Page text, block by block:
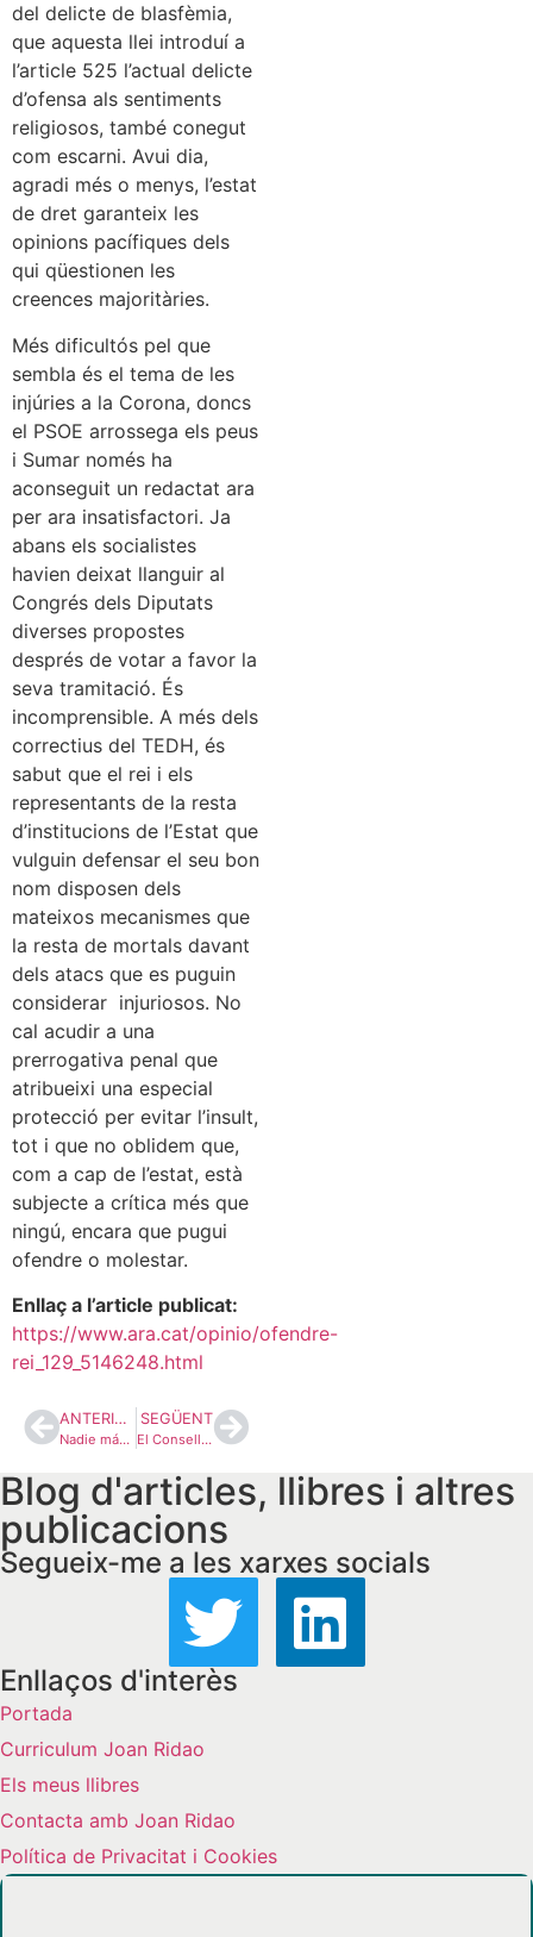
del delicte de blasfèmia,
que aquesta llei introduí a
l’article 525 l’actual delicte
d’ofensa als sentiments
religiosos, també conegut
com escarni. Avui dia,
agradi més o menys, l’estat
de dret garanteix les
opinions pacífiques dels
qui qüestionen les
creences majoritàries.
Més dificultós pel que
sembla és el tema de les
injúries a la Corona, doncs
el PSOE arrossega els peus
i Sumar només ha
aconseguit un redactat ara
per ara insatisfactori. Ja
abans els socialistes
havien deixat llanguir al
Congrés dels Diputats
diverses propostes
després de votar a favor la
seva tramitació. És
incomprensible. A més dels
correctius del TEDH, és
sabut que el rei i els
representants de la resta
d’institucions de l’Estat que
vulguin defensar el seu bon
nom disposen dels
mateixos mecanismes que
la resta de mortals davant
dels atacs que es puguin
considerar injuriosos. No
cal acudir a una
prerrogativa penal que
atribueixi una especial
protecció per evitar l’insult,
tot i que no oblidem que,
com a cap de l’estat, està
subjecte a crítica més que
ningú, encara que pugui
ofendre o molestar.
Enllaç a l’article publicat:
https://www.ara.cat/opinio/ofendre-
rei_129_5146248.html
ANTERIOR
Nadie más, ni nadie menos
SEGÜENT
El Consell d’Europa i el català
Blog d'articles, llibres i altres
publicacions
Segueix-me a les xarxes socials
Enllaços d'interès
Portada
Curriculum Joan Ridao
Els meus llibres
Contacta amb Joan Ridao
Política de Privacitat i Cookies